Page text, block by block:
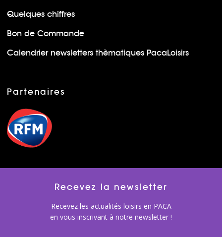
Quelques chiffres
Bon de Commande
Calendrier newsletters thèmatiques PacaLoisirs
Partenaires
Recevez la newsletter
Recevez les actualités loisirs en PACA
en vous inscrivant à notre newsletter !